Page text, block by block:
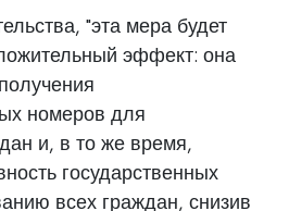
"эта мера будет
эффект: она
номеров для
и, в то же время,
государственных
всех граждан, снизив